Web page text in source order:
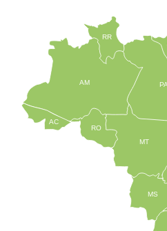
RR
AM
AC
RO
MT
MS